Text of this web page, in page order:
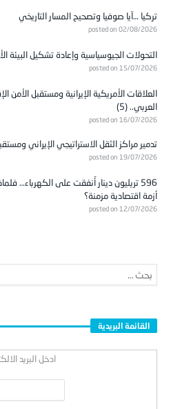
تركيا …آيا صوفيا وتصحيح المسار التاريخي
posted on 02/08/2026
التحولات الجيوسياسية وإعادة تشكيل البيئة
posted on 15/07/2026
العلاقات الأمريكية الإيرانية ومستقبل الأمن
العربي.. (5)
posted on 16/07/2026
تدمير مراكز الثقل الاستراتيجي الإيراني
posted on 19/07/2026
596 تريليون دينار أُنفقت على الكهرباء…
أزمة اقتصادية مزمنة؟
posted on 12/07/2026
القائمة البريدية
ادخل البريد